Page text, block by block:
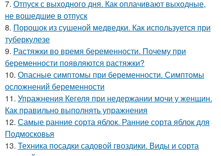
7. Отпуск с выходного дня. Как оплачивают выходные,
не вошедшие в отпуск
8. Порошок из сушеной медведки. Как используется при
туберкулезе
9. Растяжки во время беременности. Почему при
беременности появляются растяжки?
10. Опасные симптомы при беременности. Симптомы
осложнений беременности
11. Упражнения Кегеля при недержании мочи у женщин.
Как правильно выполнять упражнения
12. Самые ранние сорта яблок. Ранние сорта яблок для
Подмосковья
13. Техника посадки садовой гвоздики. Виды и сорта